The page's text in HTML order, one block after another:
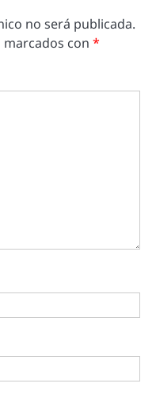
no será publicada.
con *